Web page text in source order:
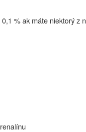
0,1 % ak máte niektorý z